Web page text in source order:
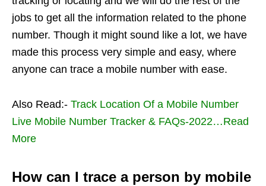
jobs to get all the information related to the phone
number. Though it might sound like a lot, we have
made this process very simple and easy, where
anyone can trace a mobile number with ease.
Also Read:- Track Location Of a Mobile Number
Live Mobile Number Tracker & FAQs-2022…Read
More
How can I trace a person by mobile